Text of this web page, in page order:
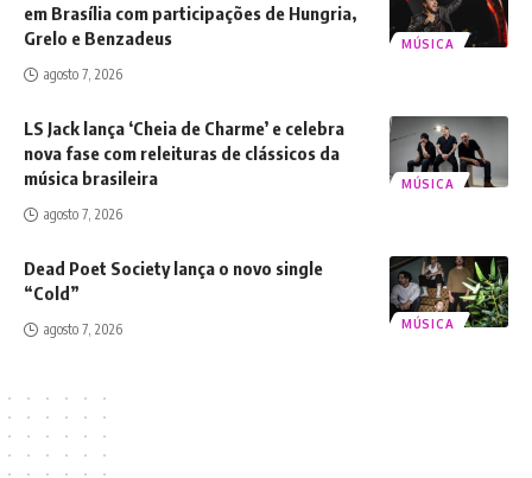
MÚSICA
em Brasília com participações de Hungria,
Grelo e Benzadeus
agosto 7, 2026
MÚSICA
LS Jack lança ‘Cheia de Charme’ e celebra
nova fase com releituras de clássicos da
música brasileira
agosto 7, 2026
MÚSICA
Dead Poet Society lança o novo single
“Cold”
agosto 7, 2026